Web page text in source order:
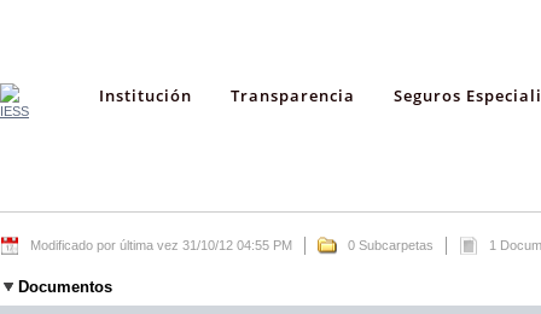
Institución Transparencia Seguros
Modificado por última vez 31/10/12 04:55 PM 0 Subcarpetas 1
Documentos